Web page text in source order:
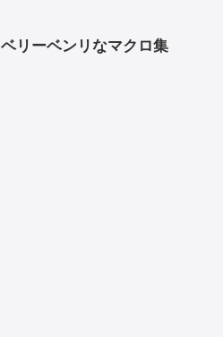
ベリーベンリなマクロ集